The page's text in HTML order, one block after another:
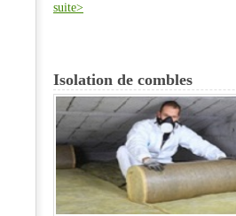
suite>
Isolation de combles